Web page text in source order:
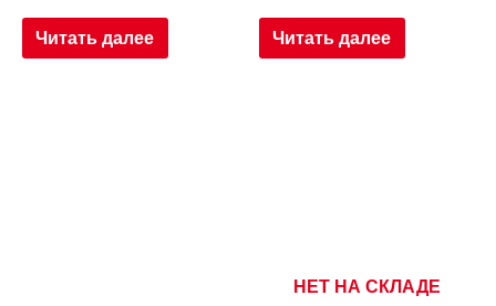
Читать далее Читать далее
НЕТ НА СКЛАДЕ